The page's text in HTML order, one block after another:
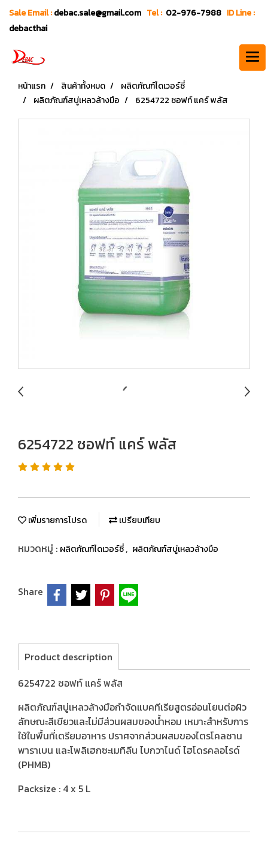
Sale Email :debac.sale@gmail.com Tel : 02-976-7988 ID Line :
debacthai
หน้าแรก สินค้าทั้งหมด
ผลิตภัณฑ์ไดเวอร์ซี่
ผลิตภัณฑ์สบู่เหลวล้างมือ
6254722 ซอฟท์ แคร์ พลัส
6254722 ซอฟท์ แคร์ พลัส
เพิ่มรายการโปรด เปรียบเทียบ
หมวดหมู่ : ผลิตภัณฑ์ไดเวอร์ซี่, ผลิตภัณฑ์สบู่เหลวล้างมือ
Share
Product description
6254722 ซอฟท์ แคร์ พลัส
ผลิตภัณฑ์สบู่เหลวล้างมือกำจัดแบคทีเรียสูตรอ่อนโยนต่อผิว
ลักษณะสีเขียวและไม่มีส่วนผสมของน้ำหอม เหมาะสำหรับการ
ใช้ในพื้นที่เตรียมอาหาร ปราศจากส่วนผสมของไตรโคลซาน
พาราเบน และโพลิเฮกซะเมทิลีน ไบกวาไนด์ ไฮโดรคลอไรด์
(PHMB)
Packsize : 4 x 5 L